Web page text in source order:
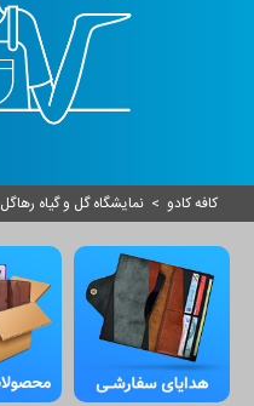
کافه کادو > نمایشگاه گل و گیاه رهاگل